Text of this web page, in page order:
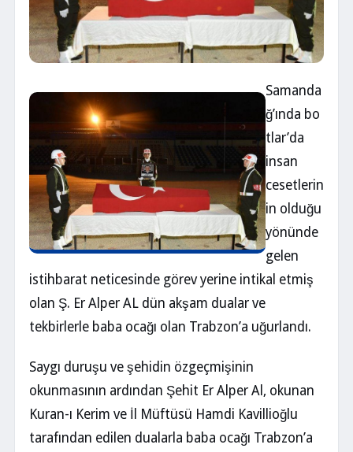
Samanda
ğ’ında bo
tlar’da
insan
cesetlerin
in olduğu
yönünde
gelen
istihbarat neticesinde görev yerine intikal etmiş
olan Ş. Er Alper AL dün akşam dualar ve
tekbirlerle baba ocağı olan Trabzon’a uğurlandı.
Saygı duruşu ve şehidin özgeçmişinin
okunmasının ardından Şehit Er Alper Al, okunan
Kuran-ı Kerim ve İl Müftüsü Hamdi Kavillioğlu
tarafından edilen dualarla baba ocağı Trabzon’a